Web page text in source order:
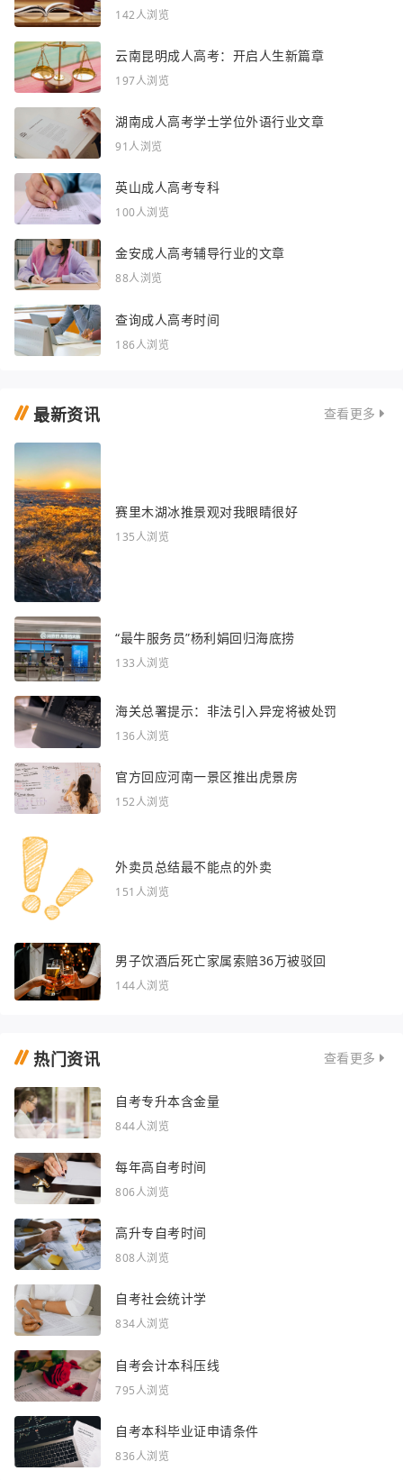
142人浏览
云南昆明成人高考：开启人生新篇章
197人浏览
湖南成人高考学士学位外语行业文章
91人浏览
英山成人高考专科
100人浏览
金安成人高考辅导行业的文章
88人浏览
查询成人高考时间
186人浏览
最新资讯 查看更多
赛里木湖冰推景观对我眼睛很好
135人浏览
“最牛服务员”杨利娟回归海底捞
133人浏览
海关总署提示：非法引入异宠将被处罚
136人浏览
官方回应河南一景区推出虎景房
152人浏览
外卖员总结最不能点的外卖
151人浏览
男子饮酒后死亡家属索赔36万被驳回
144人浏览
热门资讯 查看更多
自考专升本含金量
844人浏览
每年高自考时间
806人浏览
高升专自考时间
808人浏览
自考社会统计学
834人浏览
自考会计本科压线
795人浏览
自考本科毕业证申请条件
836人浏览